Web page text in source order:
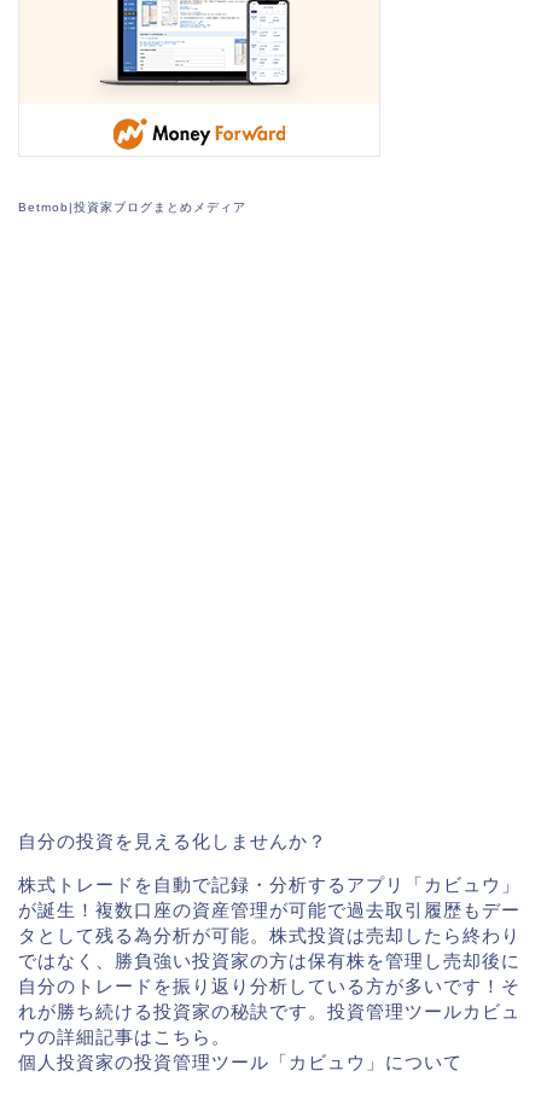
Betmob|投資家ブログまとめメディア
自分の投資を見える化しませんか？
株式トレードを自動で記録・分析するアプリ「カビュウ」
が誕生！複数口座の資産管理が可能で過去取引履歴もデー
タとして残る為分析が可能。株式投資は売却したら終わり
ではなく、勝負強い投資家の方は保有株を管理し売却後に
自分のトレードを振り返り分析している方が多いです！そ
れが勝ち続ける投資家の秘訣です。投資管理ツールカビュ
ウの詳細記事はこちら。
個人投資家の投資管理ツール「カビュウ」について